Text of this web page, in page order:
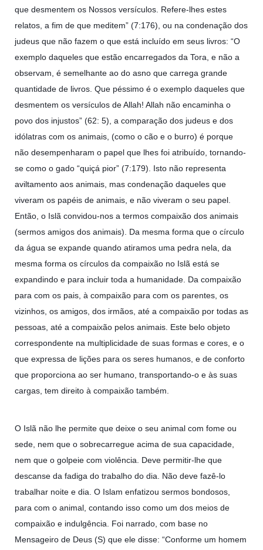
que desmentem os Nossos versículos. Refere-lhes estes
relatos, a fim de que meditem” (7:176), ou na condenação dos
judeus que não fazem o que está incluído em seus livros: “O
exemplo daqueles que estão encarregados da Tora, e não a
observam, é semelhante ao do asno que carrega grande
quantidade de livros. Que péssimo é o exemplo daqueles que
desmentem os versículos de Allah! Allah não encaminha o
povo dos injustos” (62: 5), a comparação dos judeus e dos
idólatras com os animais, (como o cão e o burro) é porque
não desempenharam o papel que lhes foi atribuído, tornando-
se como o gado “quiçá pior” (7:179). Isto não representa
aviltamento aos animais, mas condenação daqueles que
viveram os papéis de animais, e não viveram o seu papel.
Então, o Islã convidou-nos a termos compaixão dos animais
(sermos amigos dos animais). Da mesma forma que o círculo
da água se expande quando atiramos uma pedra nela, da
mesma forma os círculos da compaixão no Islã está se
expandindo e para incluir toda a humanidade. Da compaixão
para com os pais, à compaixão para com os parentes, os
vizinhos, os amigos, dos irmãos, até a compaixão por todas as
pessoas, até a compaixão pelos animais. Este belo objeto
correspondente na multiplicidade de suas formas e cores, e o
que expressa de lições para os seres humanos, e de conforto
que proporciona ao ser humano, transportando-o e às suas
cargas, tem direito à compaixão também.
O Islã não lhe permite que deixe o seu animal com fome ou
sede, nem que o sobrecarregue acima de sua capacidade,
nem que o golpeie com violência. Deve permitir-lhe que
descanse da fadiga do trabalho do dia. Não deve fazê-lo
trabalhar noite e dia. O Islam enfatizou sermos bondosos,
para com o animal, contando isso como um dos meios de
compaixão e indulgência. Foi narrado, com base no
Mensageiro de Deus (S) que ele disse: “Conforme um homem